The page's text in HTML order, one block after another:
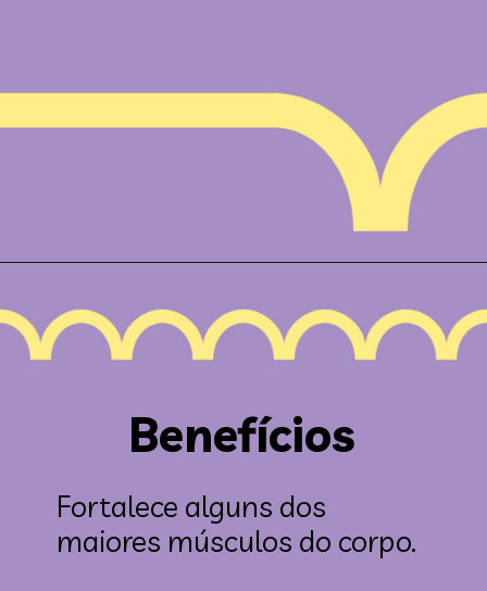
Benefícios
Fortalece alguns dos
maiores músculos do corpo.